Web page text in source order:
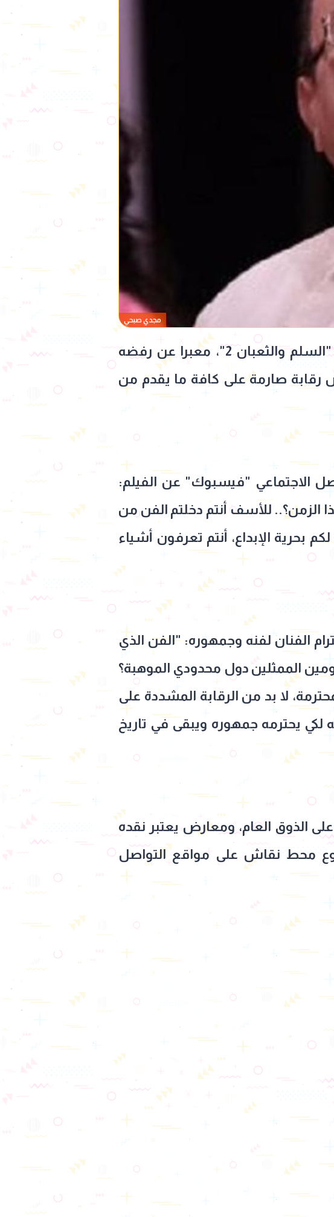
مجدي صبحي
شن الفنان مجدي صبحي هجوما لاذعا على أبطال وصناع فيلم "السلم والثعبان 2"، معبرا عن رفضه
رقابة صارمة على كافة ما يقدم من
الاجتماعي "فيسبوك" عن الفيلم:
الزمن؟.. للأسف أنتم دخلتم الفن من
بحرية الإبداع، أنتم تعرفون أشياء
الفنان لفنه وجمهوره: "الفن الذي
الممثلين دول محدودي الموهبة؟
لا بد من الرقابة المشددة على
لكي يحترمه جمهوره ويبقى في تاريخ
الذوق العام، ومعارض يعتبر نقده
محط نقاش على مواقع التواصل